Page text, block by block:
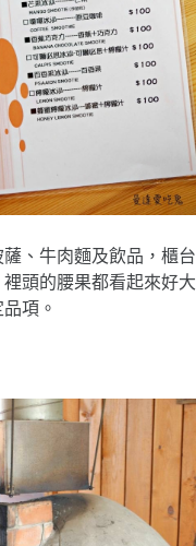
、牛肉麵及飲品，櫃台
頭的腰果都看起來好大
項。